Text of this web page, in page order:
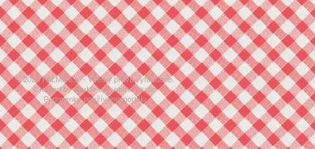
© 2026 PALMA a.s. - Všetky práva vyhradené.
Created by buckle up - online studio
Podmienky používania portálu